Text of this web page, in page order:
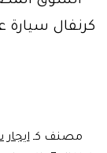
كرنفال سيارة عائلية
مصنف كـ